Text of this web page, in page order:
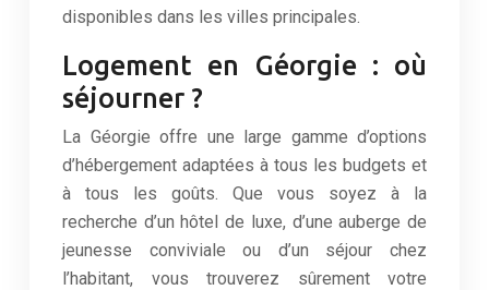
disponibles dans les villes principales.
Logement en Géorgie : où
séjourner ?
La Géorgie offre une large gamme d’options
d’hébergement adaptées à tous les budgets et
à tous les goûts. Que vous soyez à la
recherche d’un hôtel de luxe, d’une auberge de
jeunesse conviviale ou d’un séjour chez
l’habitant, vous trouverez sûrement votre